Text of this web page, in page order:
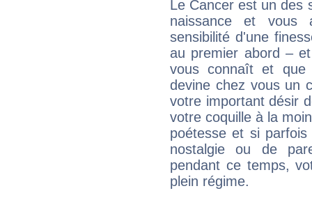
Le Cancer est un des
naissance et vous
sensibilité d'une
au premier abord –
vous connaît et
devine chez vous un
votre important désir
votre coquille à la
poétesse et si
nostalgie ou de
pendant ce temps,
plein régime.